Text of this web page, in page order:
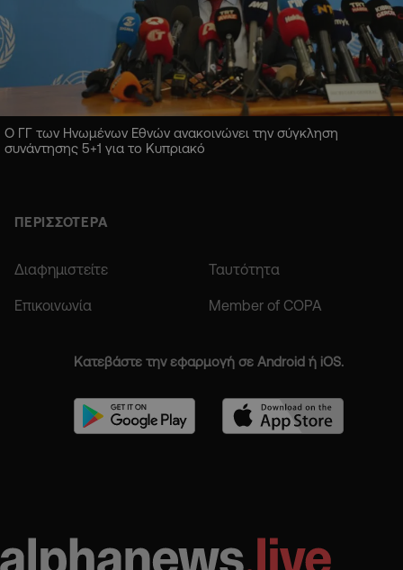
Ο ΓΓ των Ηνωμένων Εθνών ανακοινώνει την σύγκληση
συνάντησης 5+1 για το Κυπριακό
ΠΕΡΙΣΣΟΤΕΡΑ
Διαφημιστείτε Ταυτότητα
Επικοινωνία Member of COPA
Κατεβάστε την εφαρμογή σε Android ή iOS.